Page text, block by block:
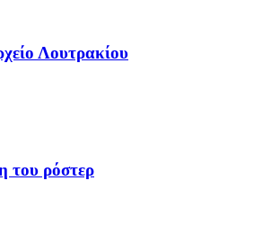
Λουτρακίου
του ρόστερ